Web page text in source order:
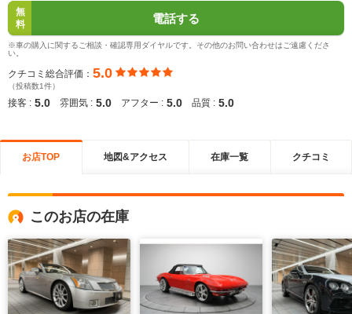
無
料
電話する
※車の購入に関するご相談・確認専用ダイヤルです。その他のお問い合わせはご遠慮くださ
い。
クチコミ総合評価： 5.0
（投稿数1件）
接客 : 5.0 雰囲気 : 5.0 アフター : 5.0 品質 : 5.0
お店TOP 地図&アクセス 在庫一覧 クチコミ
このお店の在庫